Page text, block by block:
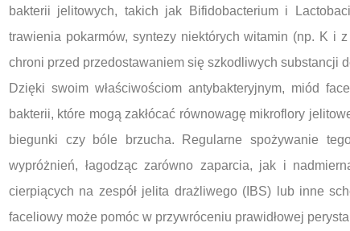
bakterii jelitowych, takich jak Bifidobacterium i
trawienia pokarmów, syntezy niektórych witamin (np. K i
chroni przed przedostawaniem się szkodliwych substancji
Dzięki swoim właściwościom antybakteryjnym, miód
bakterii, które mogą zakłócać równowagę mikroflory
biegunki czy bóle brzucha. Regularne spożywanie
wypróżnień, łagodząc zarówno zaparcia, jak i
cierpiących na zespół jelita drażliwego (IBS) lub inne
faceliowy może pomóc w przywróceniu prawidłowej